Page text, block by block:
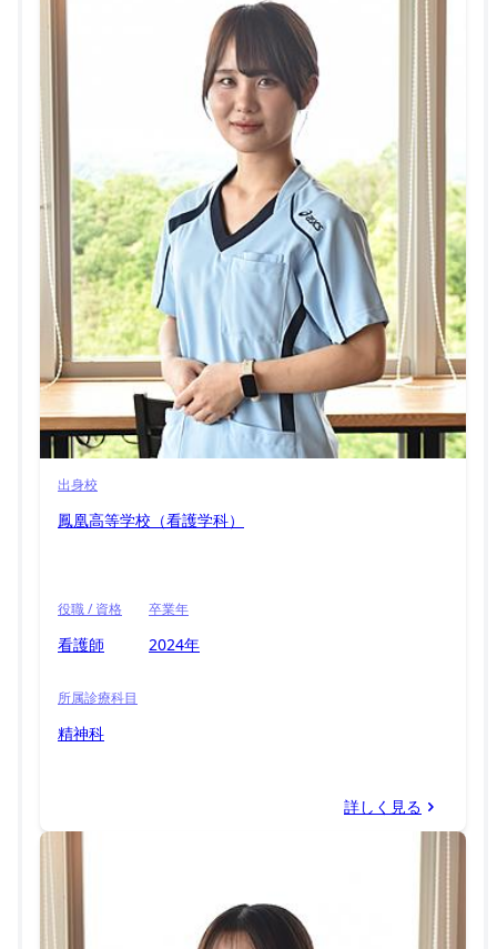
出身校
鳳凰高等学校（看護学科）
役職 / 資格
看護師
卒業年
2024年
所属診療科目
精神科
詳しく見る